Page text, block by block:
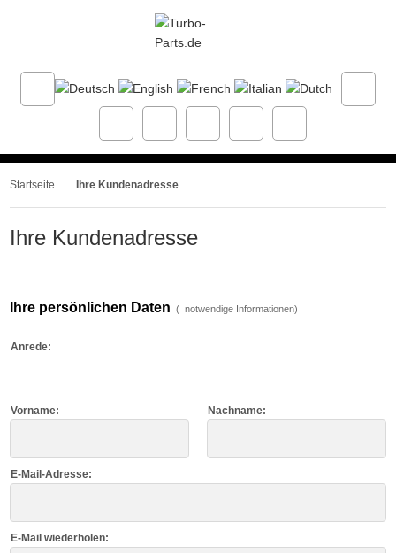
Startseite Ihre Kundenadresse
Ihre Kundenadresse
Ihre persönlichen Daten ( notwendige Informationen)
Anrede:
Vorname: Nachname:
E-Mail-Adresse:
E-Mail wiederholen: